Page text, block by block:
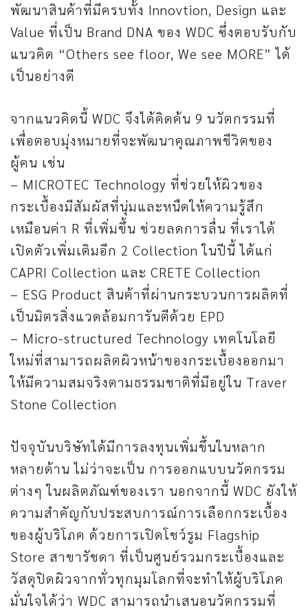
พัฒนาสินค้าที่มีครบทั้ง Innovtion, Design และ
Value ที่เป็น Brand DNA ของ WDC ซึ่งตอบรับกับ
แนวคิด “Others see floor, We see MORE” ได้
เป็นอย่างดี
จากแนวคิดนี้ WDC จึงได้คิดค้น 9 นวัตกรรมที่
เพื่อตอบมุ่งหมายที่จะพัฒนาคุณภาพชีวิตของ
ผู้คน เช่น
– MICROTEC Technology ที่ช่วยให้ผิวของ
กระเบื้องมีสัมผัสที่นุ่มและหนืดให้ความรู้สึก
เหมือนค่า R ที่เพิ่มขึ้น ช่วยลดการลื่น ที่เราได้
เปิดตัวเพิ่มเติมอีก 2 Collection ในปีนี้ ได้แก่
CAPRI Collection และ CRETE Collection
– ESG Product สินค้าที่ผ่านกระบวนการผลิตที่
เป็นมิตรสิ่งแวดล้อมการันตีด้วย EPD
– Micro-structured Technology เทคโนโลยี
ใหม่ที่สามารถผลิตผิวหน้าของกระเบื้องออกมา
ให้มีความสมจริงตามธรรมชาติที่มีอยู่ใน Traver
Stone Collection
ปัจจุบันบริษัทได้มีการลงทุนเพิ่มขึ้นในหลาก
หลายด้าน ไม่ว่าจะเป็น การออกแบบนวัตกรรม
ต่างๆ ในผลิตภัณฑ์ของเรา นอกจากนี้ WDC ยังให้
ความสำคัญกับประสบการณ์การเลือกกระเบื้อง
ของผู้บริโภค ด้วยการเปิดโชว์รูม Flagship
Store สาขารัชดา ที่เป็นศูนย์รวมกระเบื้องและ
วัสดุปิดผิวจากทั่วทุกมุมโลกที่จะทำให้ผู้บริโภค
มั่นใจได้ว่า WDC สามารถนำเสนอนวัตกรรมที่